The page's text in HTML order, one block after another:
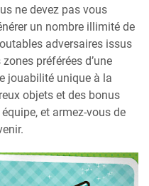
ne devez pas vous
un nombre illimité de
adversaires issus
préférées d’une
jouabilité unique à la
objets et des bonus
et armez-vous de